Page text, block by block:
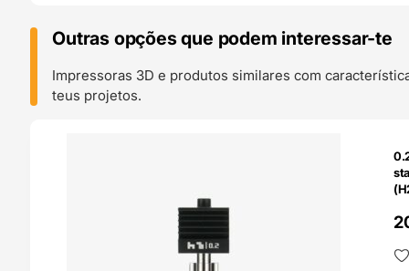
Outras opções que podem interessar-te
Impressoras 3D e produtos similares com
teus projetos.